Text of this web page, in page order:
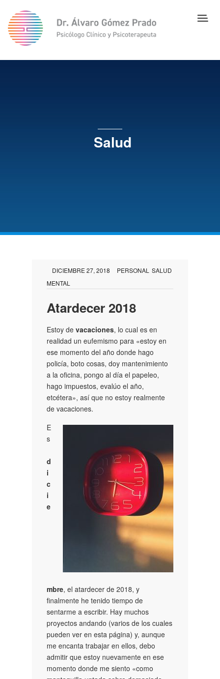
Salud
DICIEMBRE 27, 2018 PERSONAL SALUD
MENTAL
Atardecer 2018
Estoy de vacaciones, lo cual es en
realidad un eufemismo para «estoy en
ese momento del año donde hago
policía, boto cosas, doy mantenimiento
a la oficina, pongo al día el papeleo,
hago impuestos, evalúo el año,
etcétera», así que no estoy realmente
de vacaciones.
E
s
d
i
c
i
e
mbre, el atardecer de 2018, y
finalmente he tenido tiempo de
sentarme a escribir. Hay muchos
proyectos andando (varios de los cuales
pueden ver en esta página) y, aunque
me encanta trabajar en ellos, debo
admitir que estoy nuevamente en ese
momento donde me siento «como